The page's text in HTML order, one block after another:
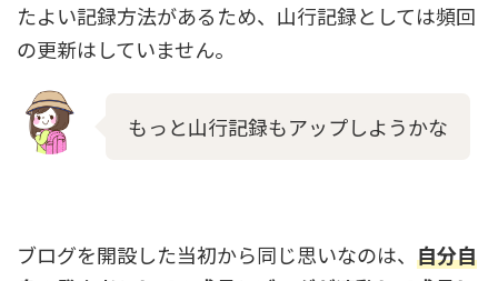
たよい記録方法があるため、山行記録としては頻回
の更新はしていません。
もっと山行記録もアップしようかな
ブログを開設した当初から同じ思いなのは、 自分自